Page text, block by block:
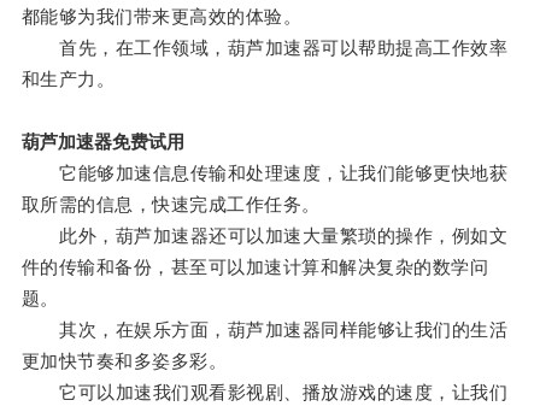
都能够为我们带来更高效的体验。
首先，在工作领域，葫芦加速器可以帮助提高工作效率
和生产力。
葫芦加速器免费试用
它能够加速信息传输和处理速度，让我们能够更快地获
取所需的信息，快速完成工作任务。
此外，葫芦加速器还可以加速大量繁琐的操作，例如文
件的传输和备份，甚至可以加速计算和解决复杂的数学问
题。
其次，在娱乐方面，葫芦加速器同样能够让我们的生活
更加快节奏和多姿多彩。
它可以加速我们观看影视剧、播放游戏的速度，让我们